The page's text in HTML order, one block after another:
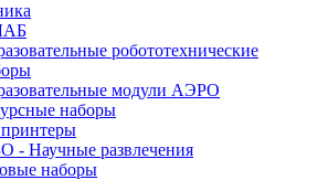
робототехнические
модули АЭРО
наборы
Научные развлечения
наборы